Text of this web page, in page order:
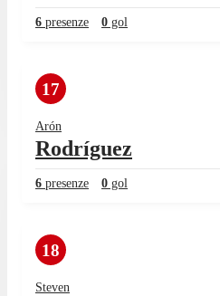
6 presenze 0 gol
17
Arón
Rodríguez
6 presenze 0 gol
18
Steven